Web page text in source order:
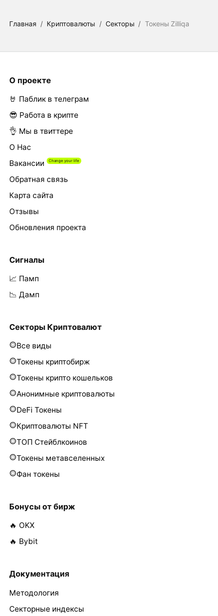
Главная / Криптовалюты / Секторы / Токены Zilliqa
О проекте
🤘 Паблик в телеграм
😎 Работа в крипте
👌 Мы в твиттере
О Нас
Вакансии
Обратная связь
Карта сайта
Отзывы
Обновления проекта
Сигналы
📈 Памп
📉 Дамп
Секторы Криптовалют
Все виды
Токены криптобирж
Токены крипто кошельков
Анонимные криптовалюты
DeFi Токены
Криптовалюты NFT
ТОП Стейблкоинов
Токены метавселенных
Фан токены
Бонусы от бирж
🔥 OKX
🔥 Bybit
Документация
Методология
Секторные индексы